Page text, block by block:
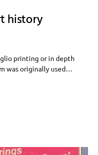
history
printing or in depth
was originally used…